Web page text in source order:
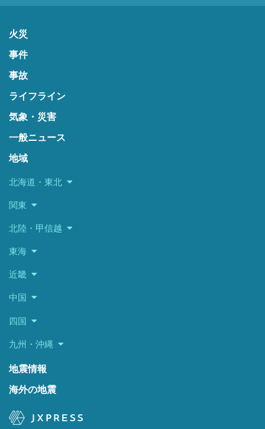
火災
事件
事故
ライフライン
気象・災害
一般ニュース
地域
北海道・東北
関東
北陸・甲信越
東海
近畿
中国
四国
九州・沖縄
地震情報
海外の地震